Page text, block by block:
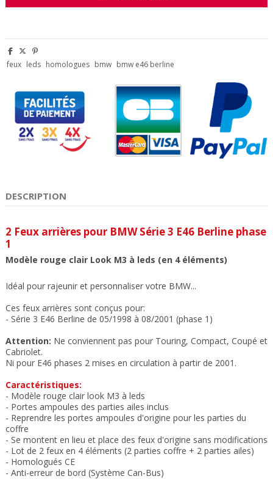
feux leds homologues bmw bmw e46 berline
DESCRIPTION
2 Feux arrières pour BMW Série 3 E46 Berline phase
1
Modèle rouge clair Look M3 à leds (en 4 éléments)
Idéal pour rajeunir et personnaliser votre BMW...
Ces feux arrières sont conçus pour:
- Série 3 E46 Berline de 05/1998 à 08/2001 (phase 1)
Attention: Ne conviennent pas pour Touring, Compact, Coupé et
Cabriolet.
Ni pour E46 phases 2 mises en circulation à partir de 2001.
Caractéristiques:
- Modèle rouge clair look M3 à leds
- Portes ampoules des parties ailes inclus
- Reprendre les portes ampoules d'origine pour les parties du
coffre
- Se montent en lieu et place des feux d'origine sans modifications
- Lot de 2 feux en 4 éléments (2 parties coffre + 2 parties ailes)
- Homologués CE
- Anti-erreur de bord (Système Can-Bus)